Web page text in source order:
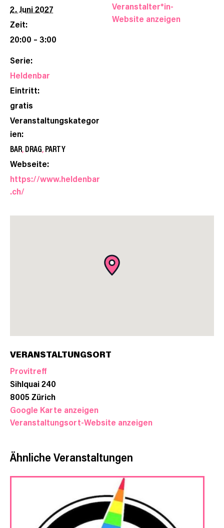
2. Juni 2027
Zeit:
20:00 – 3:00
Serie:
Heldenbar
Eintritt:
gratis
Veranstaltungskategor
ien:
BAR,DRAG,PARTY
Webseite:
https://www.heldenbar
.ch/
Veranstalter*in-
Website anzeigen
VERANSTALTUNGSORT
Provitreff
Sihlquai 240
8005Zürich
Google Karte anzeigen
Veranstaltungsort-Website anzeigen
Ähnliche Veranstaltungen